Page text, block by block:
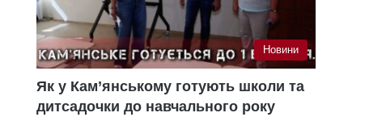
Новини
Як у Кам’янському готують школи та
дитсадочки до навчального року